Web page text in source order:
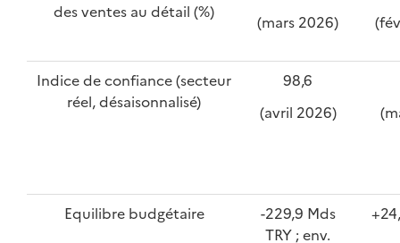
des ventes au détail (%)
(mars 2026)
Indice de confiance (secteur
réel, désaisonnalisé)
98,6
(avril 2026)
Equilibre budgétaire
-229,9 Mds
TRY ; env.